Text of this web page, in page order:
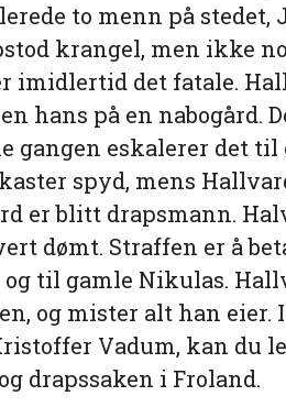
to menn på stedet,
krangel, men ikke
imidlertid det fatale.
hans på en nabogård.
gangen eskalerer det
spyd, mens
er blitt drapsmann.
dømt. Straffen er å
til gamle Nikulas.
og mister alt han
Vadum, kan du
drapssaken i Froland.